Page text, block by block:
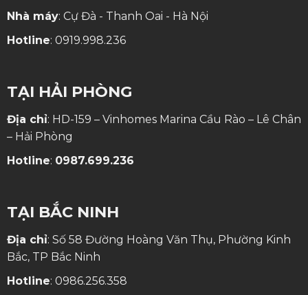
Nhà máy: Cự Đà - Thanh Oai - Hà Nội
Hotline: 0919.998.236
TẠI HẢI PHÒNG
Địa chỉ: HD-159 – Vinhomes Marina Cầu Rào – Lê Chân
– Hải Phòng
Hotline: 0987.699.236
TẠI BẮC NINH
Địa chỉ: Số 58 Đường Hoàng Văn Thụ, Phường Kinh
Bắc, TP Bắc Ninh
Hotline: 0986.256.358